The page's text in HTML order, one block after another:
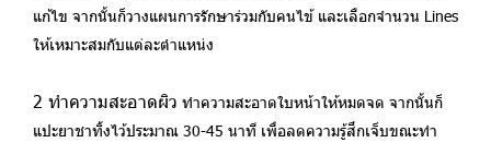
แก้ไข จากนั้นก็วางแผนการรักษาร่วมกับคนไข้ และเลือกจำนวน Lines
ให้เหมาะสมกับแต่ละตำแหน่ง
2 ทำความสะอาดผิว ทำความสะอาดใบหน้าให้หมดจด จากนั้นก็
แปะยาชาทิ้งไว้ประมาณ 30-45 นาที เพื่อลดความรู้สึกเจ็บขณะทำ